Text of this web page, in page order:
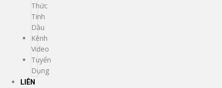
Thức
Tinh
Dầu
Kênh
Video
Tuyển
Dụng
LIÊN